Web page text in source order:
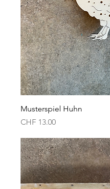
Musterspiel Huhn
Preis
CHF 13.00